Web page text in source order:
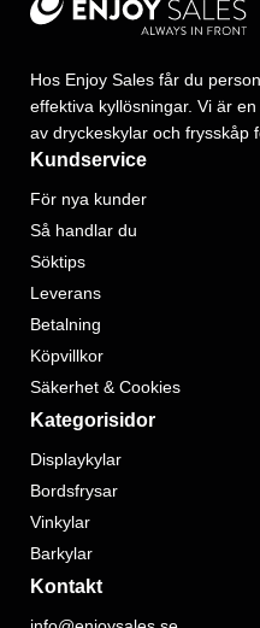
Hos Enjoy Sales får du
effektiva kyllösningar. Vi är
av dryckeskylar och frysskåp
Kundservice
För nya kunder
Så handlar du
Söktips
Leverans
Betalning
Köpvillkor
Säkerhet & Cookies
Kategorisidor
Displaykylar
Bordsfrysar
Vinkylar
Barkylar
Kontakt